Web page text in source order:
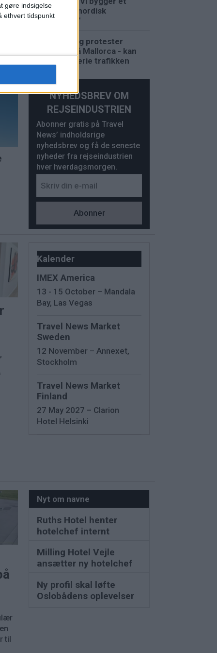
gøre indsigelse
ethvert tidspunkt
komplet nordisk
rejsehus"
Strejke og protester
venter på Mallorca - kan
påvirke ferie trafikken
NYHEDSBREV OM
REJSEINDUSTRIEN
Abonner gratis på Travel
News’ indholdsrige
nyhedsbrev og få de seneste
nyheder fra rejseindustrien
hver hverdagsmorgen.
Kalender
IMEX America
13 - 15 October – Mandala
Bay, Las Vegas
Travel News Market
Sweden
12 November – Annexet,
Stockholm
Travel News Market
Finland
27 May 2027 – Clarion
Hotel Helsinki
til
Nyt om navne
Ruths Hotel henter
hotelchef internt
Milling Hotel Vejle
ansætter ny hotelchef
Ny profil skal løfte
Oslobådens oplevelser